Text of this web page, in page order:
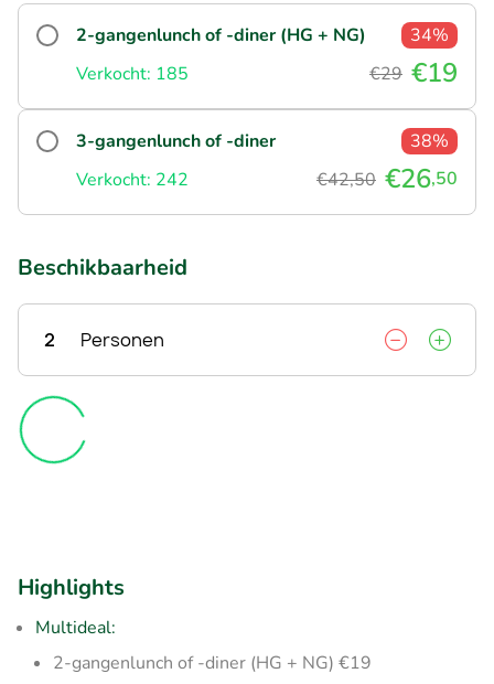
2-gangenlunch of -diner (HG + NG)
34%
Verkocht: 185
€29 €19
3-gangenlunch of -diner
38%
Verkocht: 242
€42,50 €26,50
Beschikbaarheid
2 Personen
Highlights
Multideal:
2-gangenlunch of -diner (HG + NG) €19